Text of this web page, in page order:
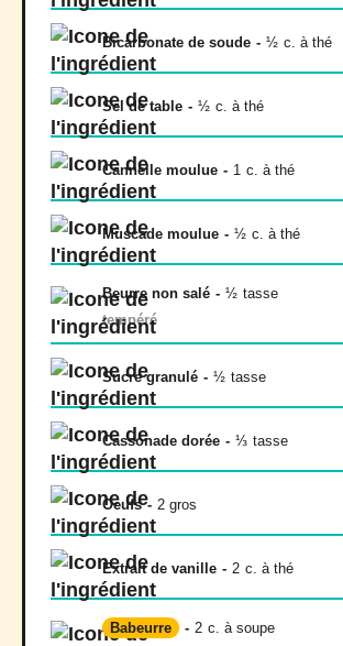
Bicarbonate de soude - ½ c. à thé
Sel de table - ½ c. à thé
Cannelle moulue - 1 c. à thé
Muscade moulue - ½ c. à thé
Beurre non salé - ½ tasse
tempéré
Sucre granulé - ½ tasse
Cassonade dorée - ⅓ tasse
Oeufs - 2 gros
Extrait de vanille - 2 c. à thé
Babeurre - 2 c. à soupe